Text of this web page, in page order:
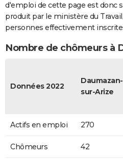
d'emploi de cette page est donc
produit par le ministère du
personnes effectivement
Nombre de chômeurs à
Données 2022
Daumazan-
sur-Arize
Actifs en emploi 270
Chômeurs 42